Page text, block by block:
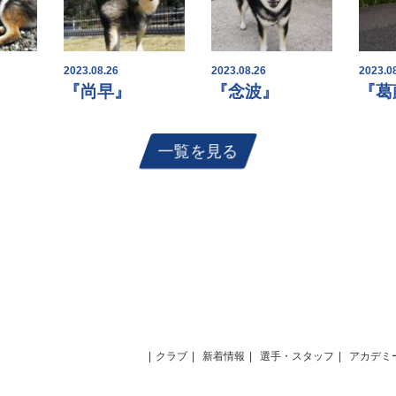
2023.08.26
『尚早』
2023.08.26
『念波』 『
一覧を見る
クラブ 新着情報 選手・スタッフ アカデミ